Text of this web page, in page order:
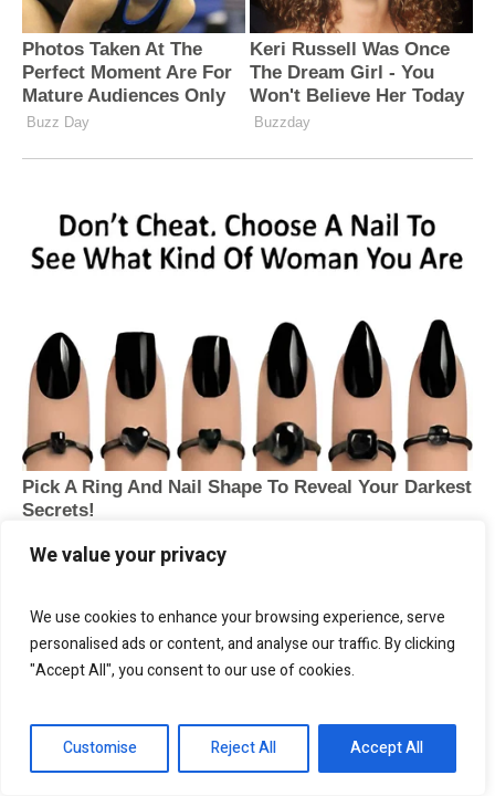
We value your privacy
We use cookies to enhance your browsing experience, serve
personalised ads or content, and analyse our traffic. By clicking
"Accept All", you consent to our use of cookies.
Customise Reject All Accept All